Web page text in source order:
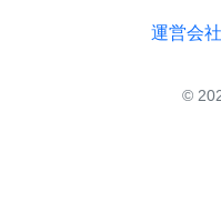
運営会社
©